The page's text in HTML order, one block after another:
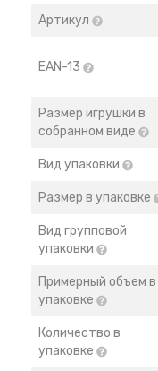
Артикул
EAN-13
Размер игрушки в
собранном виде
Вид упаковки
Размер в упаковке
Вид групповой
упаковки
Примерный объем в
упаковке
Количество в
упаковке